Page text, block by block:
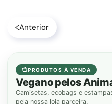
Anterior
PRODUTOS À VENDA
Vegano pelos
Camisetas, ecobags e
pela nossa loja parceira.